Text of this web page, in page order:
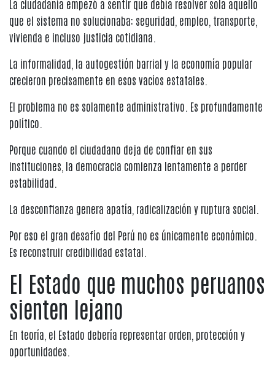
La ciudadanía empezó a sentir que debía resolver sola aquello
que el sistema no solucionaba: seguridad, empleo, transporte,
vivienda e incluso justicia cotidiana.
La informalidad, la autogestión barrial y la economía popular
crecieron precisamente en esos vacíos estatales.
El problema no es solamente administrativo. Es profundamente
político.
Porque cuando el ciudadano deja de confiar en sus
instituciones, la democracia comienza lentamente a perder
estabilidad.
La desconfianza genera apatía, radicalización y ruptura social.
Por eso el gran desafío del Perú no es únicamente económico.
Es reconstruir credibilidad estatal.
El Estado que muchos peruanos
sienten lejano
En teoría, el Estado debería representar orden, protección y
oportunidades.